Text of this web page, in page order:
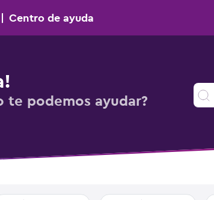
| Centro de ayuda
te podemos ayudar?